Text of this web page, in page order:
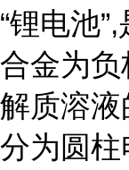
“锂电池
合金为
解质溶
分为圆